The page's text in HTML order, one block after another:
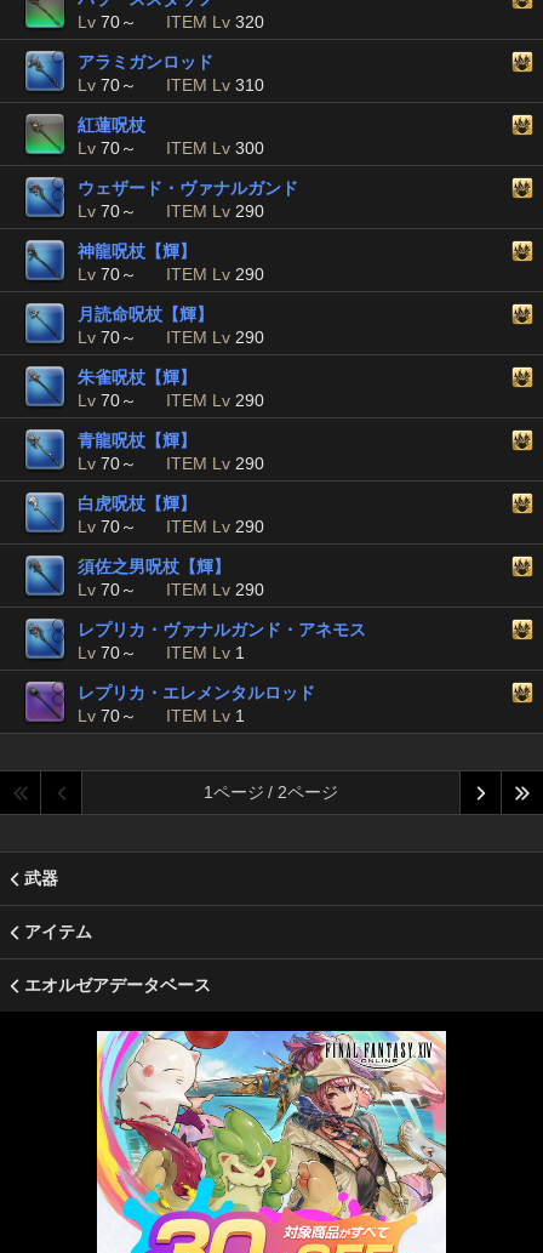
Lv 70～ ITEM Lv 320
アラミガンロッド
Lv 70～ ITEM Lv 310
紅蓮呪杖
Lv 70～ ITEM Lv 300
ウェザード・ヴァナルガンド
Lv 70～ ITEM Lv 290
神龍呪杖【輝】
Lv 70～ ITEM Lv 290
月読命呪杖【輝】
Lv 70～ ITEM Lv 290
朱雀呪杖【輝】
Lv 70～ ITEM Lv 290
青龍呪杖【輝】
Lv 70～ ITEM Lv 290
白虎呪杖【輝】
Lv 70～ ITEM Lv 290
須佐之男呪杖【輝】
Lv 70～ ITEM Lv 290
レプリカ・ヴァナルガンド・アネモス
Lv 70～ ITEM Lv 1
レプリカ・エレメンタルロッド
Lv 70～ ITEM Lv 1
1ページ / 2ページ
武器
アイテム
エオルゼアデータベース